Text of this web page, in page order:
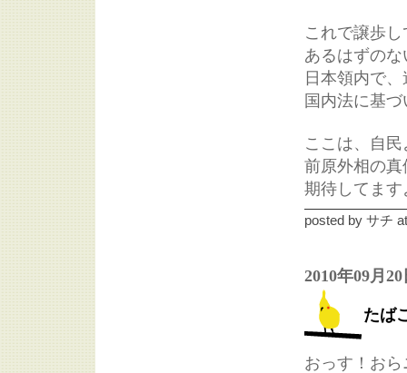
これで譲歩
あるはずの
日本領内で
国内法に基
ここは、自
前原外相の
期待してます
posted by サチ
2010年09月20
たば
おっす！お